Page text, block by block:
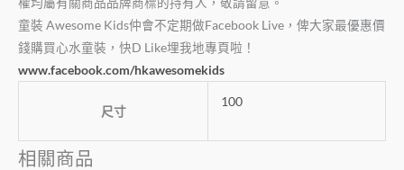
童裝 Awesome Kids仲會不定期做Facebook Live，俾大家最優惠價
錢購買心水童裝，快D Like埋我地專頁啦！
www.facebook.com/hkawesomekids
尺寸
100
相關商品